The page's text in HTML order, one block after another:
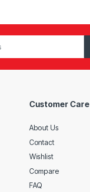
Customer Care
About Us
Contact
Wishlist
Compare
FAQ